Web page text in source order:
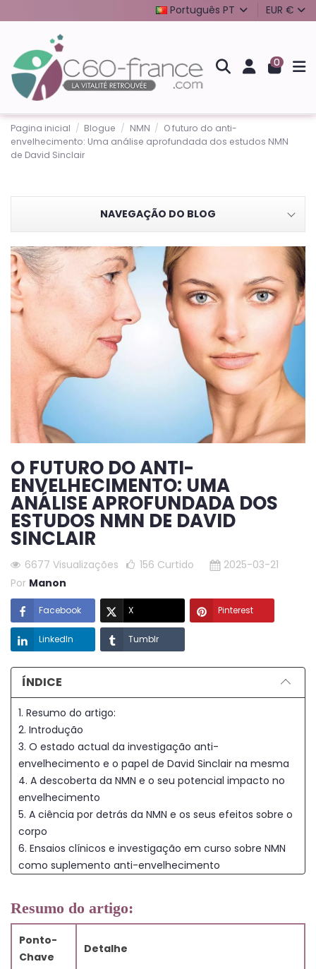
Português PT EUR €
0
Pagina inicial Blogue NMN
O futuro do anti-
envelhecimento: Uma análise aprofundada dos estudos NMN
de David Sinclair
NAVEGAÇÃO DO BLOG
O FUTURO DO ANTI-
ENVELHECIMENTO: UMA
ANÁLISE APROFUNDADA DOS
ESTUDOS NMN DE DAVID
SINCLAIR
6677 Visualizações 156 Curtido
2025-03-21
Por Manon
Facebook X Pinterest
LinkedIn Tumblr
ÍNDICE
1. Resumo do artigo:
2. Introdução
3. O estado actual da investigação anti-
envelhecimento e o papel de David Sinclair na mesma
4. A descoberta da NMN e o seu potencial impacto no
envelhecimento
5. A ciência por detrás da NMN e os seus efeitos sobre o
corpo
6. Ensaios clínicos e investigação em curso sobre NMN
como suplemento anti-envelhecimento
potencial da NMN
8. Conclusão
9. Perguntas frequentes
9.1. 1. Quem é David Sinclair?
Resumo do artigo:
Ponto-
Chave
Detalhe